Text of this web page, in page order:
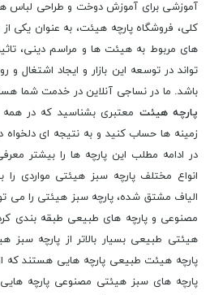
آموزشی برای آموزش دوخت و طراحی لباس
کلی، فروشگاه پارچه هیئت، به عنوان یکی از
های مربوط به هیئت ها و مراسم دینی،
تواند در توسعه این بازار و ایجاد اشتغال
باشد. ما در نساجی آنلاین در خدمت شما
پارچه هیئت معتبری بشناسید که در
زمینه ها حساب کنید و به نتیجه ای دلخواه
در ادامه مطلب این پارچه ها را بیشتر
انواع مختلف پارچه سبز هیئتی مواردی
الیاف مشتق شده، پارچه سبز هیئتی را می
مصنوعی و پارچه های طبیعی طبقه بندی
هیئتی طبیعی بسیار بالاتر از پارچه سبز
پارچه هیئت طبیعی پارچه هایی هستند که
پارچه های سبز هیئتی مصنوعی پارچه